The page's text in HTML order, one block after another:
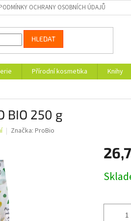
OCHRANY OSOBNÍCH ÚDAJŮ
HLEDAT
Přírodní kosmetika Knihy
BIO 250 g
Značka: ProBio
cena: